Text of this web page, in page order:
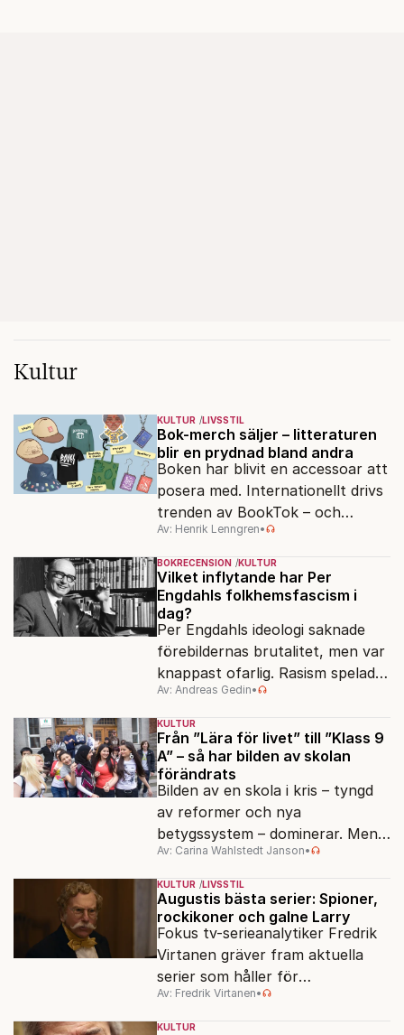
Kultur
KULTUR LIVSSTIL
Bok-merch säljer – litteraturen
blir en prydnad bland andra
Boken har blivit en accessoar att
posera med. Internationellt drivs
trenden av BookTok – och
förlagen följer efter.
Av: Henrik Lenngren•
BOKRECENSION KULTUR
Vilket inflytande har Per
Engdahls folkhemsfascism i
dag?
Per Engdahls ideologi saknade
förebildernas brutalitet, men var
knappast ofarlig. Rasism spelades
ned i förmån för "kultur". Känns
det igen?
Av: Andreas Gedin•
KULTUR
Från ”Lära för livet” till ”Klass 9
A” – så har bilden av skolan
förändrats
Bilden av en skola i kris – tyngd
av reformer och nya
betygssystem – dominerar. Men
vem äger berättelsen om skolan?
Av: Carina Wahlstedt Janson•
KULTUR LIVSSTIL
Augustis bästa serier: Spioner,
rockikoner och galne Larry
Fokus tv-serieanalytiker Fredrik
Virtanen gräver fram aktuella
serier som håller för
augustisoffan – när
sensommarmörkret smyger sig
Av: Fredrik Virtanen•
KULTUR